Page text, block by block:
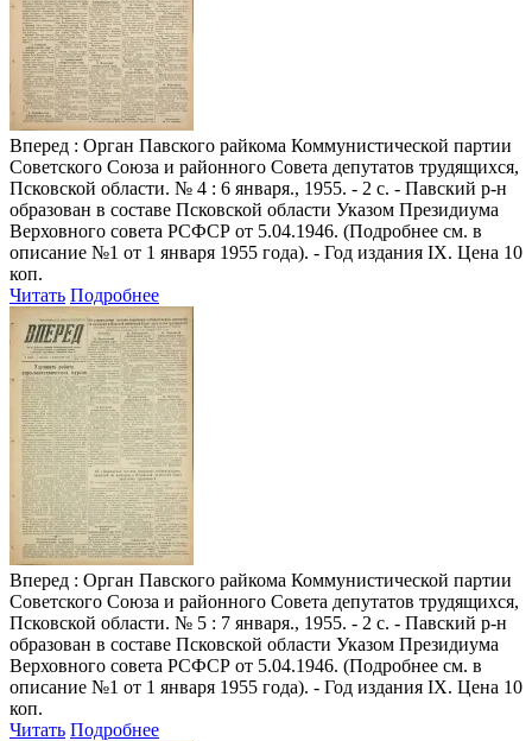
Вперед : Орган Павского райкома Коммунистической партии
Советского Союза и районного Совета депутатов трудящихся,
Псковской области. № 4 : 6 января., 1955. - 2 с. - Павский р-н
образован в составе Псковской области Указом Президиума
Верховного совета РСФСР от 5.04.1946. (Подробнее см. в
описание №1 от 1 января 1955 года). - Год издания IX. Цена 10
коп.
Читать Подробнее
Вперед : Орган Павского райкома Коммунистической партии
Советского Союза и районного Совета депутатов трудящихся,
Псковской области. № 5 : 7 января., 1955. - 2 с. - Павский р-н
образован в составе Псковской области Указом Президиума
Верховного совета РСФСР от 5.04.1946. (Подробнее см. в
описание №1 от 1 января 1955 года). - Год издания IX. Цена 10
коп.
Читать Подробнее